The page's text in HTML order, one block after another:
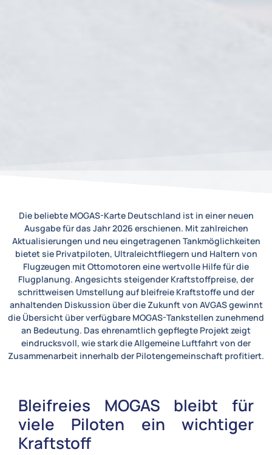
Die beliebte MOGAS-Karte Deutschland ist in einer neuen
Ausgabe für das Jahr 2026 erschienen. Mit zahlreichen
Aktualisierungen und neu eingetragenen Tankmöglichkeiten
bietet sie Privatpiloten, Ultraleichtfliegern und Haltern von
Flugzeugen mit Ottomotoren eine wertvolle Hilfe für die
Flugplanung. Angesichts steigender Kraftstoffpreise, der
schrittweisen Umstellung auf bleifreie Kraftstoffe und der
anhaltenden Diskussion über die Zukunft von AVGAS gewinnt
die Übersicht über verfügbare MOGAS-Tankstellen zunehmend
an Bedeutung. Das ehrenamtlich gepflegte Projekt zeigt
eindrucksvoll, wie stark die Allgemeine Luftfahrt von der
Zusammenarbeit innerhalb der Pilotengemeinschaft profitiert.
Bleifreies MOGAS bleibt für
viele Piloten ein wichtiger
Kraftstoff